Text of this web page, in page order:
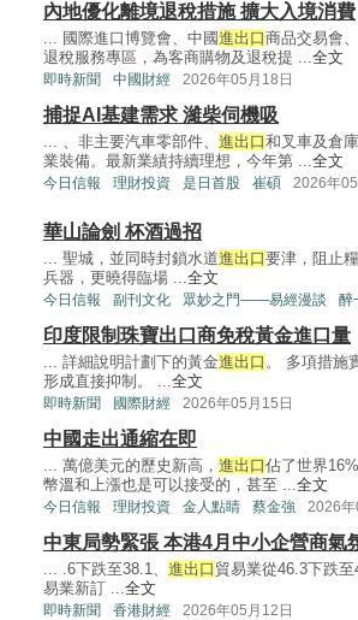
內地優化離境退稅措施 擴大入境消費
... 國際進口博覽會、中國進出口商品交易會
退稅服務專區，為客商購物及退稅提 ...全文
即時新聞 中國財經 2026年05月18日
捕捉AI基建需求 濰柴伺機吸
... 、非主要汽車零部件、 進出口和叉車及倉
業裝備。最新業績持續理想，今年第 ...全文
今日信報 理財投資 是日首股 崔碩 2026年
華山論劍 杯酒過招
... 聖城，並同時封鎖水道進出口要津，阻止
兵器，更曉得臨場 ... 全文
今日信報 副刊文化 眾妙之門——易經漫談 醉
印度限制珠寶出口商免稅黃金進口量
... 詳細說明計劃下的黃金進出口 。 多項措施
形成直接抑制。 ... 全文
即時新聞 國際財經 2026年05月15日
中國走出通縮在即
... 萬億美元的歷史新高， 進出口佔了世界
幣溫和上漲也是可以接受的，甚至 ... 全文
今日信報 理財投資 金人點睛 蔡金強 2026年
中東局勢緊張 本港4月中小企營商氣
... .6下跌至38.1、 進出口 貿易業從46.3下跌
易業新訂 ... 全文
即時新聞 香港財經 2026年05月12日